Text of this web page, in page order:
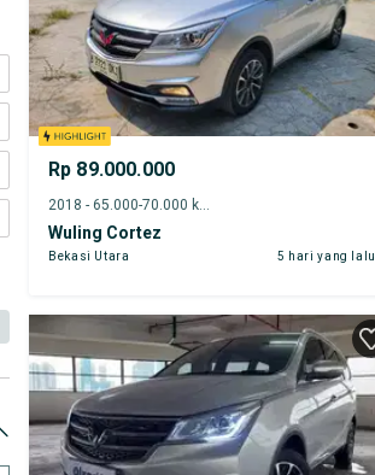
Rp 89.000.000
2018 - 65.000-70.000 km
Wuling Cortez
Bekasi Utara 5 hari yang lalu